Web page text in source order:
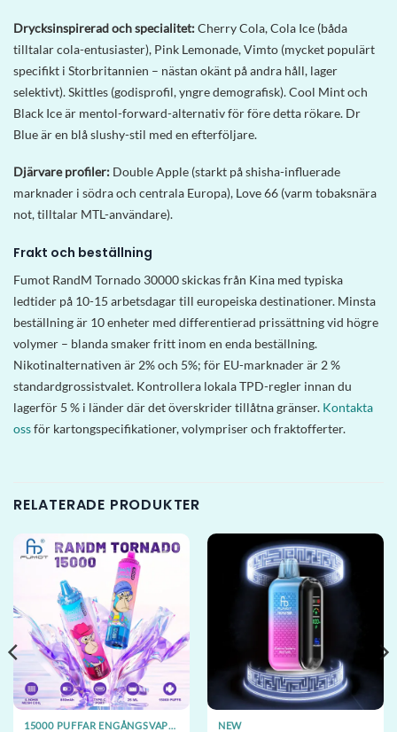
Drycksinspirerad och specialitet:Cherry Cola, Cola Ice (båda
tilltalar cola-entusiaster), Pink Lemonade, Vimto (mycket populärt
specifikt i Storbritannien – nästan okänt på andra håll, lager
selektivt). Skittles (godisprofil, yngre demografisk). Cool Mint och
Black Ice är mentol-forward-alternativ för före detta rökare. Dr
Blue är en blå slushy-stil med en efterföljare.
Djärvare profiler: Double Apple (starkt på shisha-influerade
marknader i södra och centrala Europa), Love 66 (varm tobaksnära
not, tilltalar MTL-användare).
Frakt och beställning
Fumot RandM Tornado 30000 skickas från Kina med typiska
ledtider på 10-15 arbetsdagar till europeiska destinationer. Minsta
beställning är 10 enheter med differentierad prissättning vid högre
volymer – blanda smaker fritt inom en enda beställning.
Nikotinalternativen är 2% och 5%; för EU-marknader är 2 %
standardgrossistvalet. Kontrollera lokala TPD-regler innan du
lagerför 5 % i länder där det överskrider tillåtna gränser. Kontakta
ossför kartongspecifikationer, volympriser och fraktofferter.
RELATERADE PRODUKTER
15000 PUFFAR ENGÅNGSVAPES NEW